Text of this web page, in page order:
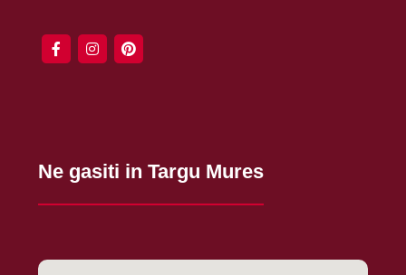
Ne gasiti in Targu Mures